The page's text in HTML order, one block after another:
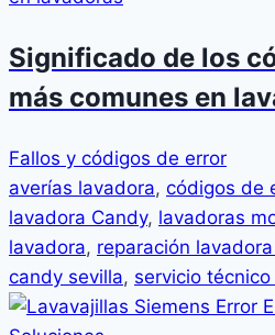
Significado de los
más comunes en
Fallos y códigos de error
averías lavadora, códigos de
lavadora Candy, lavadoras
lavadora, reparación
candy sevilla, servicio